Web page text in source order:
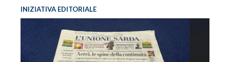
INIZIATIVA EDITORIALE